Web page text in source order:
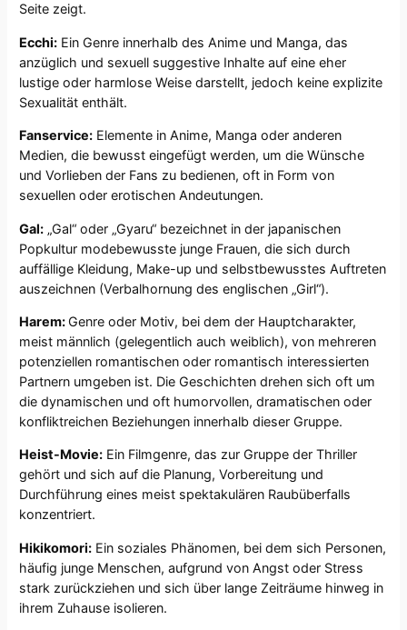
Seite zeigt.
Ecchi: Ein Genre innerhalb des Anime und Manga, das
anzüglich und sexuell suggestive Inhalte auf eine eher
lustige oder harmlose Weise darstellt, jedoch keine explizite
Sexualität enthält.
Fanservice: Elemente in Anime, Manga oder anderen
Medien, die bewusst eingefügt werden, um die Wünsche
und Vorlieben der Fans zu bedienen, oft in Form von
sexuellen oder erotischen Andeutungen.
Gal: „Gal“ oder „Gyaru“ bezeichnet in der japanischen
Popkultur modebewusste junge Frauen, die sich durch
auffällige Kleidung, Make-up und selbstbewusstes Auftreten
auszeichnen (Verbalhornung des englischen „Girl“).
Harem:Genre oder Motiv, bei dem der Hauptcharakter,
meist männlich (gelegentlich auch weiblich), von mehreren
potenziellen romantischen oder romantisch interessierten
Partnern umgeben ist. Die Geschichten drehen sich oft um
die dynamischen und oft humorvollen, dramatischen oder
konfliktreichen Beziehungen innerhalb dieser Gruppe.
Heist-Movie: Ein Filmgenre, das zur Gruppe der Thriller
gehört und sich auf die Planung, Vorbereitung und
Durchführung eines meist spektakulären Raubüberfalls
konzentriert.
Hikikomori: Ein soziales Phänomen, bei dem sich Personen,
häufig junge Menschen, aufgrund von Angst oder Stress
stark zurückziehen und sich über lange Zeiträume hinweg in
ihrem Zuhause isolieren.